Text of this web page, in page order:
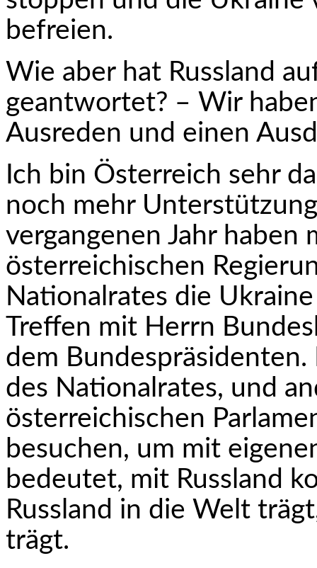
befreien.
Wie aber hat Russland
geantwortet? – Wir
Ausreden und einen
Ich bin Österreich sehr
noch mehr
vergangenen Jahr haben
österreichischen
Nationalrates die
Treffen mit Herrn
dem Bundespräsidenten.
des Nationalrates, und
österreichischen
besuchen, um mit
bedeutet, mit Russland
Russland in die Welt
trägt.